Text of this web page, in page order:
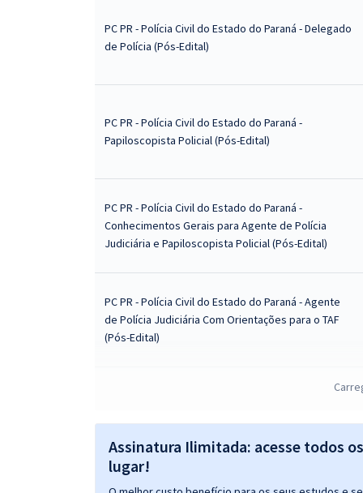
PC PR - Polícia Civil do Estado do Paraná - Delegado
de Polícia (Pós-Edital)
PC PR - Polícia Civil do Estado do Paraná -
Papiloscopista Policial (Pós-Edital)
PC PR - Polícia Civil do Estado do Paraná -
Conhecimentos Gerais para Agente de Polícia
Judiciária e Papiloscopista Policial (Pós-Edital)
PC PR - Polícia Civil do Estado do Paraná - Agente
de Polícia Judiciária Com Orientações para o TAF
(Pós-Edital)
Assinatura Ilimitada: acesse todos
lugar!